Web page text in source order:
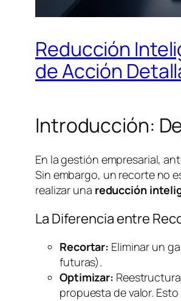
Reducción
de Acción
Introducción:
En la gestión empresarial,
Sin embargo, un recorte no
realizar una reducción
La Diferencia entre
Recortar: Eliminar un
futuras).
Optimizar:
propuesta de valor.